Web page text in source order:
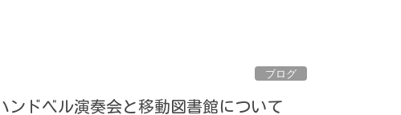
ブログ
ンドベル演奏会と移動図書館について